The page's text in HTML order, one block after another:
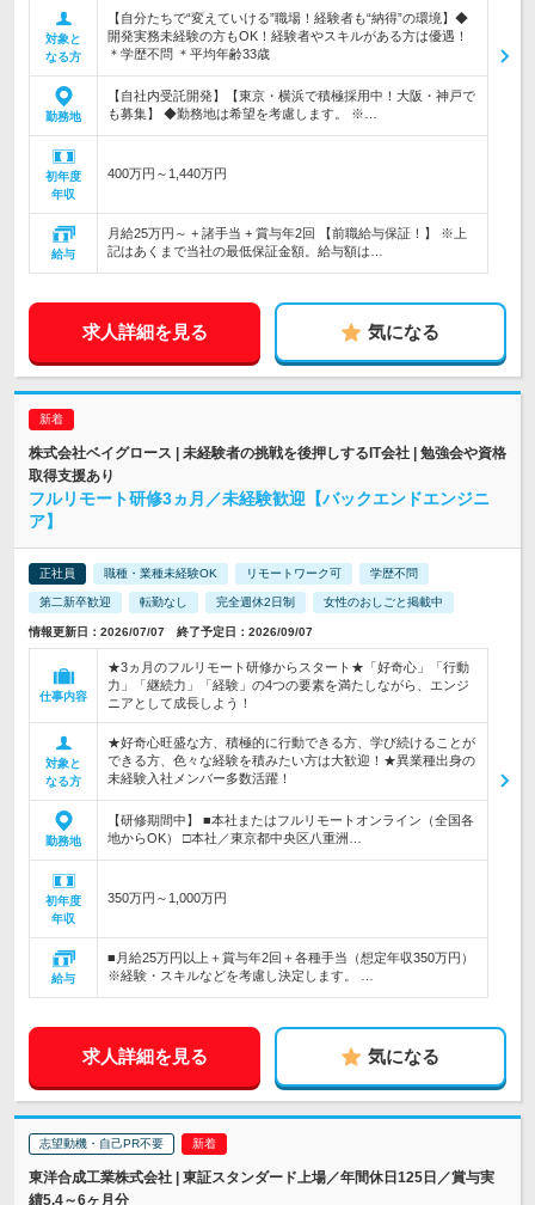
対象と
なる方
【自分たちで“変えていける”職場！経験者も“納得”の環境】◆
開発実務未経験の方もOK！経験者やスキルがある方は優遇！
＊学歴不問 ＊平均年齢33歳
勤務地
【自社内受託開発】【東京・横浜で積極採用中！大阪・神戸で
も募集】 ◆勤務地は希望を考慮します。 ※…
初年度
年収
400万円～1,440万円
給与
月給25万円～ + 諸手当 + 賞与年2回 【前職給与保証！】 ※上
記はあくまで当社の最低保証金額。給与額は…
求人詳細を見る 気になる
株式会社ベイグロース | 未経験者の挑戦を後押しするIT会社 | 勉強会や資格
取得支援あり
フルリモート研修3ヵ月／未経験歓迎【バックエンドエンジニ
ア】
正社員 職種・業種未経験OK リモートワーク可 学歴不問
第二新卒歓迎 転勤なし 完全週休2日制 女性のおしごと掲載中
情報更新日：2026/07/07 終了予定日：2026/09/07
仕事内容
★3ヵ月のフルリモート研修からスタート★「好奇心」「行動
力」「継続力」「経験」の4つの要素を満たしながら、エンジ
ニアとして成長しよう！
対象と
なる方
★好奇心旺盛な方、積極的に行動できる方、学び続けることが
できる方、色々な経験を積みたい方は大歓迎！★異業種出身の
未経験入社メンバー多数活躍！
勤務地
【研修期間中】 ■本社またはフルリモートオンライン（全国各
地からOK） □本社／東京都中央区八重洲…
初年度
年収
350万円～1,000万円
給与
■月給25万円以上＋賞与年2回＋各種手当（想定年収350万円）
※経験・スキルなどを考慮し決定します。 …
求人詳細を見る 気になる
志望動機・自己PR不要
東洋合成工業株式会社 | 東証スタンダード上場／年間休日125日／賞与実
績5.4～6ヶ月分